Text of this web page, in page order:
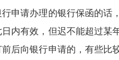
申请办理的银行保函的
内有效，但迟不能超过
后向银行申请的，有些